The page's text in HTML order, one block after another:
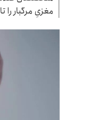
مغزیِ مرگبار را تا ۷۰ درصد افزایش می‌دهد.